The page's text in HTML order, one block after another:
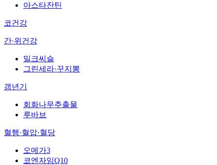
아스타잔틴
코건강
간·위건강
밀크씨슬
그린세라·꾸지뽕
갱년기
회화나무추출물
루바브
혈행·혈압·혈당
오메가3
코엔자임Q10